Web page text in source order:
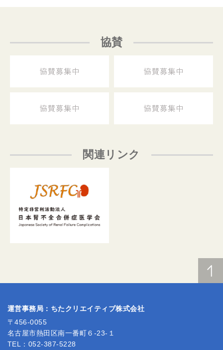
協賛
関連リンク
運営事務局：ちたクリエイティブ株式会社
〒456-0055
名古屋市熱田区南一番町６-23-１
TEL：052-387-5228